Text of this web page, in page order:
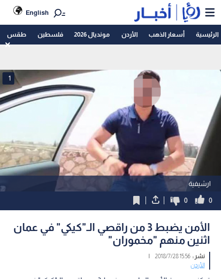
English
الرئيسية أسعار الذهب الأردن مونديال 2026 فلسطين طقس
ارشيفية
1
0
0
الأمن يضبط 3 من راقصي الـ"كيكي" في عمان
اثنين منهم "مخموران"
نشر :15:56 2018/7/28
|
الأردن